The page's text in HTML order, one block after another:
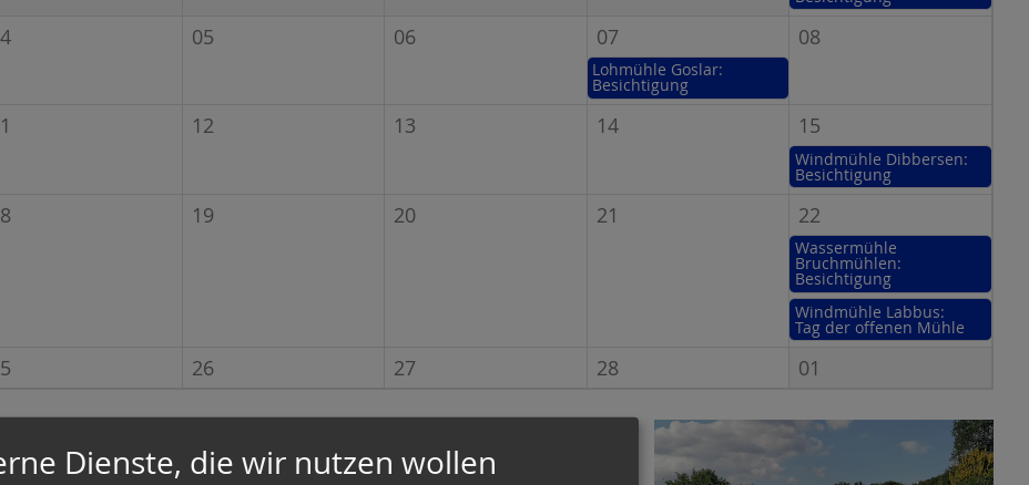
05 06 07
Lohmühle Goslar:
Besichtigung
08
12 13 14 15
Windmühle Dibbersen:
Besichtigung
19 20 21 22
Wassermühle
Bruchmühlen:
Besichtigung
Windmühle Labbus:
Tag der offenen Mühle
26 27 28 01
Dienste, die wir nutzen wollen